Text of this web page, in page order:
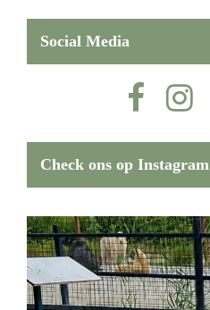
Social Media
Check ons op Instagram